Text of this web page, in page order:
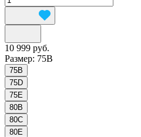
10 999 руб.
Размер: 75B
75B
75D
75E
80B
80C
80E